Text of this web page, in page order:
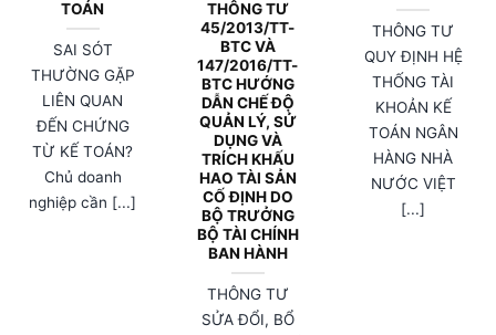
TOÁN
SAI SÓT
THƯỜNG GẶP
LIÊN QUAN
ĐẾN CHỨNG
TỪ KẾ TOÁN?
Chủ doanh
nghiệp cần [...]
THÔNG TƯ
45/2013/TT-
BTC VÀ
147/2016/TT-
BTC HƯỚNG
DẪN CHẾ ĐỘ
QUẢN LÝ, SỬ
DỤNG VÀ
TRÍCH KHẤU
HAO TÀI SẢN
CỐ ĐỊNH DO
BỘ TRƯỞNG
BỘ TÀI CHÍNH
BAN HÀNH
THÔNG TƯ
SỬA ĐỔI, BỔ
THÔNG TƯ
QUY ĐỊNH HỆ
THỐNG TÀI
KHOẢN KẾ
TOÁN NGÂN
HÀNG NHÀ
NƯỚC VIỆT
[...]